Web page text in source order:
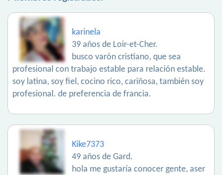
karinela
39 años de Loir-et-Cher.
busco varón cristiano, que sea
profesional con trabajo estable para relación estable.
soy latina, soy fiel, cocino rico, cariñosa, también soy
profesional. de preferencia de francia.
Kike7373
49 años de Gard.
hola me gustaría conocer gente, aser